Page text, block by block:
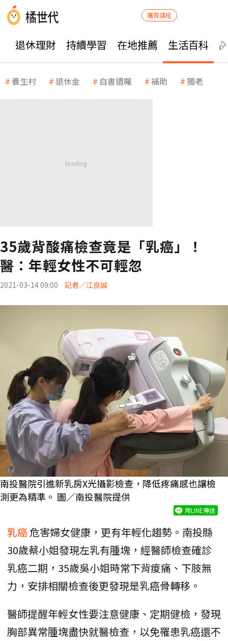
購買課程
退休理財 持續學習 在地推薦 生活百科
養生村 退休金 自書遺囑 補助 獨老
35歲背酸痛檢查竟是「乳癌」！
醫：年輕女性不可輕忽
2021-03-14 09:00 記者／江良誠
南投醫院引進新乳房X光攝影檢查，降低疼痛感也讓檢
測更為精準。 圖／南投醫院提供
用LINE傳送
乳癌 危害婦女健康，更有年輕化趨勢。南投縣
30歲蔡小姐發現左乳有腫塊，經醫師檢查確診
乳癌二期，35歲吳小姐時常下背痠痛、下肢無
力，安排相關檢查後更發現是乳癌骨轉移。
醫師提醒年輕女性要注意健康、定期健檢，發現
胸部異常腫塊盡快就醫檢查，以免罹患乳癌還不